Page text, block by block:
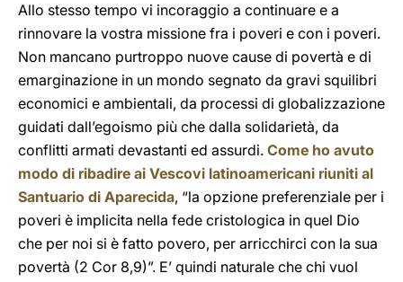
Allo stesso tempo vi incoraggio a continuare e a
rinnovare la vostra missione fra i poveri e con i poveri.
Non mancano purtroppo nuove cause di povertà e di
emarginazione in un mondo segnato da gravi squilibri
economici e ambientali, da processi di globalizzazione
guidati dall’egoismo più che dalla solidarietà, da
conflitti armati devastanti ed assurdi. Come ho avuto
modo di ribadire ai Vescovi latinoamericani riuniti al
Santuario di Aparecida, “la opzione preferenziale per i
poveri è implicita nella fede cristologica in quel Dio
che per noi si è fatto povero, per arricchirci con la sua
povertà (2 Cor 8,9)”. E’ quindi naturale che chi vuol